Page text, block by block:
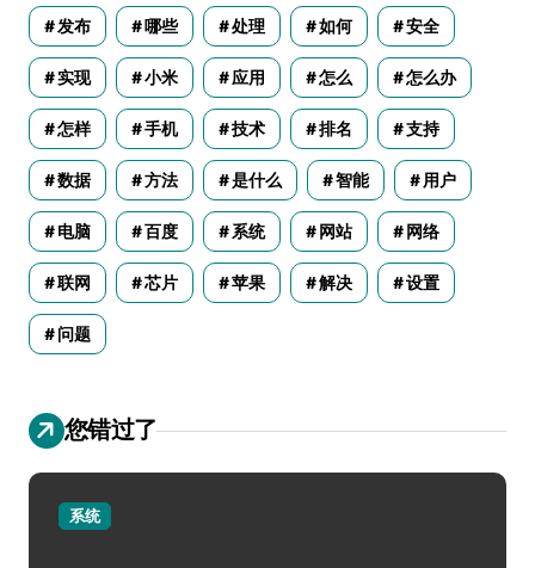
发布 哪些 处理 如何 安全
实现 小米 应用 怎么 怎么办
怎样 手机 技术 排名 支持
数据 方法 是什么 智能 用户
电脑 百度 系统 网站 网络
联网 芯片 苹果 解决 设置
问题
您错过了
系统